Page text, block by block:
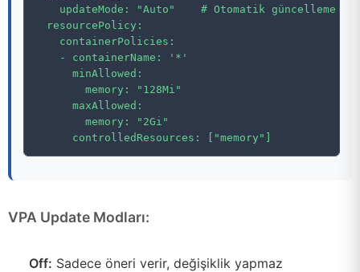
    updateMode: "Auto"    # Otomatik güncelleme
  resourcePolicy:
    containerPolicies:
    - containerName: '*'
      minAllowed:
        memory: "128Mi"
      maxAllowed:
        memory: "2Gi"
VPA Update Modları:
Off: Sadece öneri verir, değişiklik yapmaz